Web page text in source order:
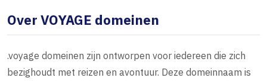
Over VOYAGE domeinen
.voyage domeinen zijn ontworpen voor iedereen die zich
bezighoudt met reizen en avontuur. Deze domeinnaam is